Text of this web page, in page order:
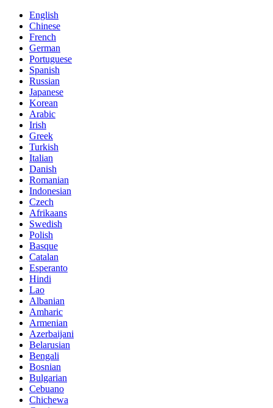
English
Chinese
French
German
Portuguese
Spanish
Russian
Japanese
Korean
Arabic
Irish
Greek
Turkish
Italian
Danish
Romanian
Indonesian
Czech
Afrikaans
Swedish
Polish
Basque
Catalan
Esperanto
Hindi
Lao
Albanian
Amharic
Armenian
Azerbaijani
Belarusian
Bengali
Bosnian
Bulgarian
Cebuano
Chichewa